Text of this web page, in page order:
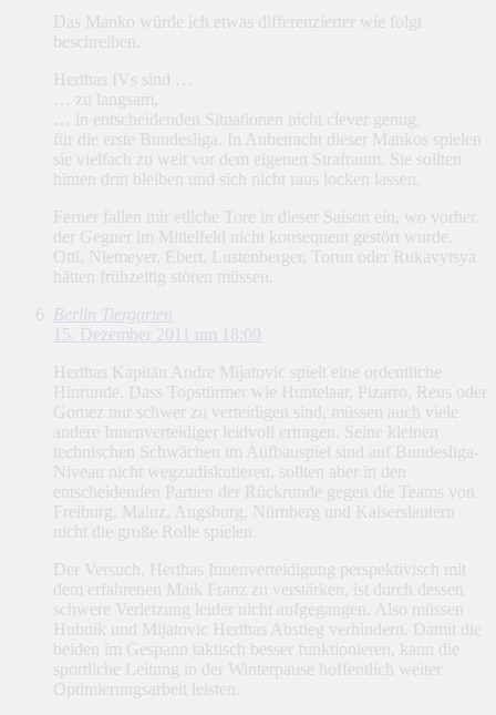
Das Manko würde ich etwas differenzierter wie folgt
beschreiben.
Herthas IVs sind …
… zu langsam,
… in entscheidenden Situationen nicht clever genug,
für die erste Bundesliga. In Anbetracht dieser Mankos spielen
sie vielfach zu weit vor dem eigenen Strafraum. Sie sollten
hinten drin bleiben und sich nicht raus locken lassen.
Ferner fallen mir etliche Tore in dieser Saison ein, wo vorher
der Gegner im Mittelfeld nicht konsequent gestört wurde.
Ottl, Niemeyer, Ebert, Lustenberger, Torun oder Rukavytsya
hätten frühzeitig stören müssen.
Berlin Tiergarten
15. Dezember 2011 um 18:09
Herthas Kapitän Andre Mijatovic spielt eine ordentliche
Hinrunde. Dass Topstürmer wie Huntelaar, Pizarro, Reus oder
Gomez nur schwer zu verteidigen sind, müssen auch viele
andere Innenverteidiger leidvoll ertragen. Seine kleinen
technischen Schwächen im Aufbauspiel sind auf Bundesliga-
Niveau nicht wegzudiskutieren, sollten aber in den
entscheidenden Partien der Rückrunde gegen die Teams von
Freiburg, Mainz, Augsburg, Nürnberg und Kaiserslautern
nicht die große Rolle spielen.
Der Versuch, Herthas Innenverteidigung perspektivisch mit
dem erfahrenen Maik Franz zu verstärken, ist durch dessen
schwere Verletzung leider nicht aufgegangen. Also müssen
Hubnik und Mijatovic Herthas Abstieg verhindern. Damit die
beiden im Gespann taktisch besser funktionieren, kann die
sportliche Leitung in der Winterpause hoffentlich weiter
Optimierungsarbeit leisten.